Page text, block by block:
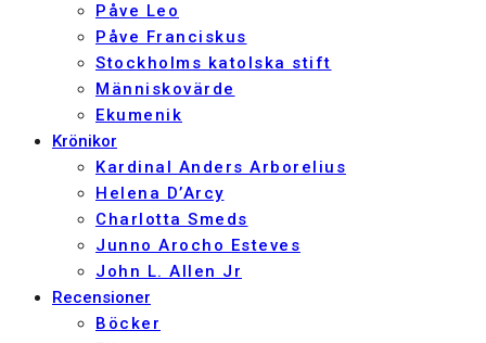
Påve Leo
Påve Franciskus
Stockholms katolska stift
Människovärde
Ekumenik
Krönikor
Kardinal Anders Arborelius
Helena D’Arcy
Charlotta Smeds
Junno Arocho Esteves
John L. Allen Jr
Recensioner
Böcker